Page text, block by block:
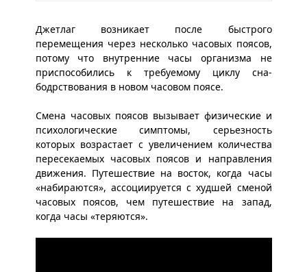
Джетлаг возникает после быстрого
перемещения через несколько часовых поясов,
потому что внутренние часы организма не
приспособились к требуемому циклу сна-
бодрствования в новом часовом поясе.
Смена часовых поясов вызывает физические и
психологические симптомы, серьезность
которых возрастает с увеличением количества
пересекаемых часовых поясов и направления
движения. Путешествие на восток, когда часы
«набираются», ассоциируется с худшей сменой
часовых поясов, чем путешествие на запад,
когда часы «теряются».